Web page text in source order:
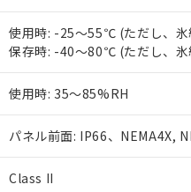
使用時: -25～55℃ (ただし、氷
保存時: -40～80℃ (ただし、氷
使用時: 35～85%RH
パネル前面: IP66、NEMA4X,
Class II